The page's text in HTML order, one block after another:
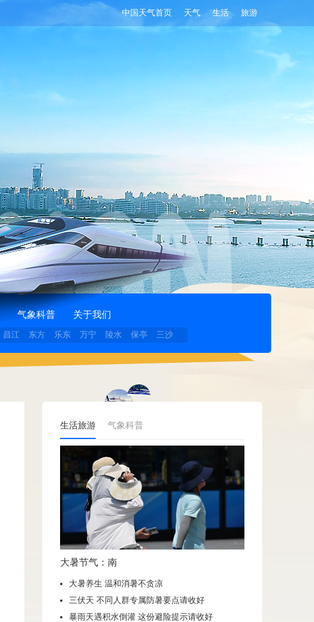
中国天气首页 天气 生活 旅游
气象科普 关于我们
昌江 东方 乐东 万宁 陵水 保亭 三沙
生活旅游 气象科普
大暑节气：南
大暑养生 温和消暑不贪凉
三伏天 不同人群专属防暑要点请收好
暴雨天遇积水倒灌 这份避险提示请收好